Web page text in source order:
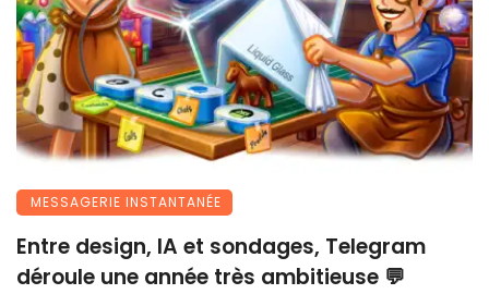
MESSAGERIE INSTANTANÉE
Entre design, IA et sondages, Telegram
déroule une année très ambitieuse 💬